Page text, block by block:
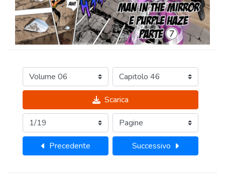
Scarica
Precedente Successivo